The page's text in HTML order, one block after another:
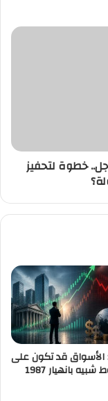
خطوة لتحفيز
الأسواق قد تكون على
بانهيار 1987